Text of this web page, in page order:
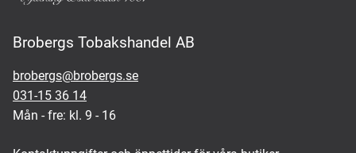
Brobergs Tobakshandel AB
brobergs@brobergs.se
031-15 36 14
Mån - fre: kl. 9 - 16